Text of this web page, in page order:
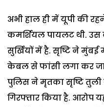
अभी हाल ही में यूपी की
कमर्शियल पायलट थी.
सुर्खियों में है. सृष्टि ने
केबल से फांसी लगा कर
पुलिस ने मृतका सृष्टि तुली
गिरफ्तार किया है. आरोप